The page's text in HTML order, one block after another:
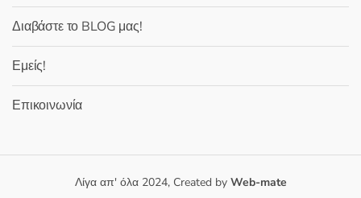
Διαβάστε το BLOG μας!
Εμείς!
Επικοινωνία
Λίγα απ' όλα 2024, Created by Web-mate